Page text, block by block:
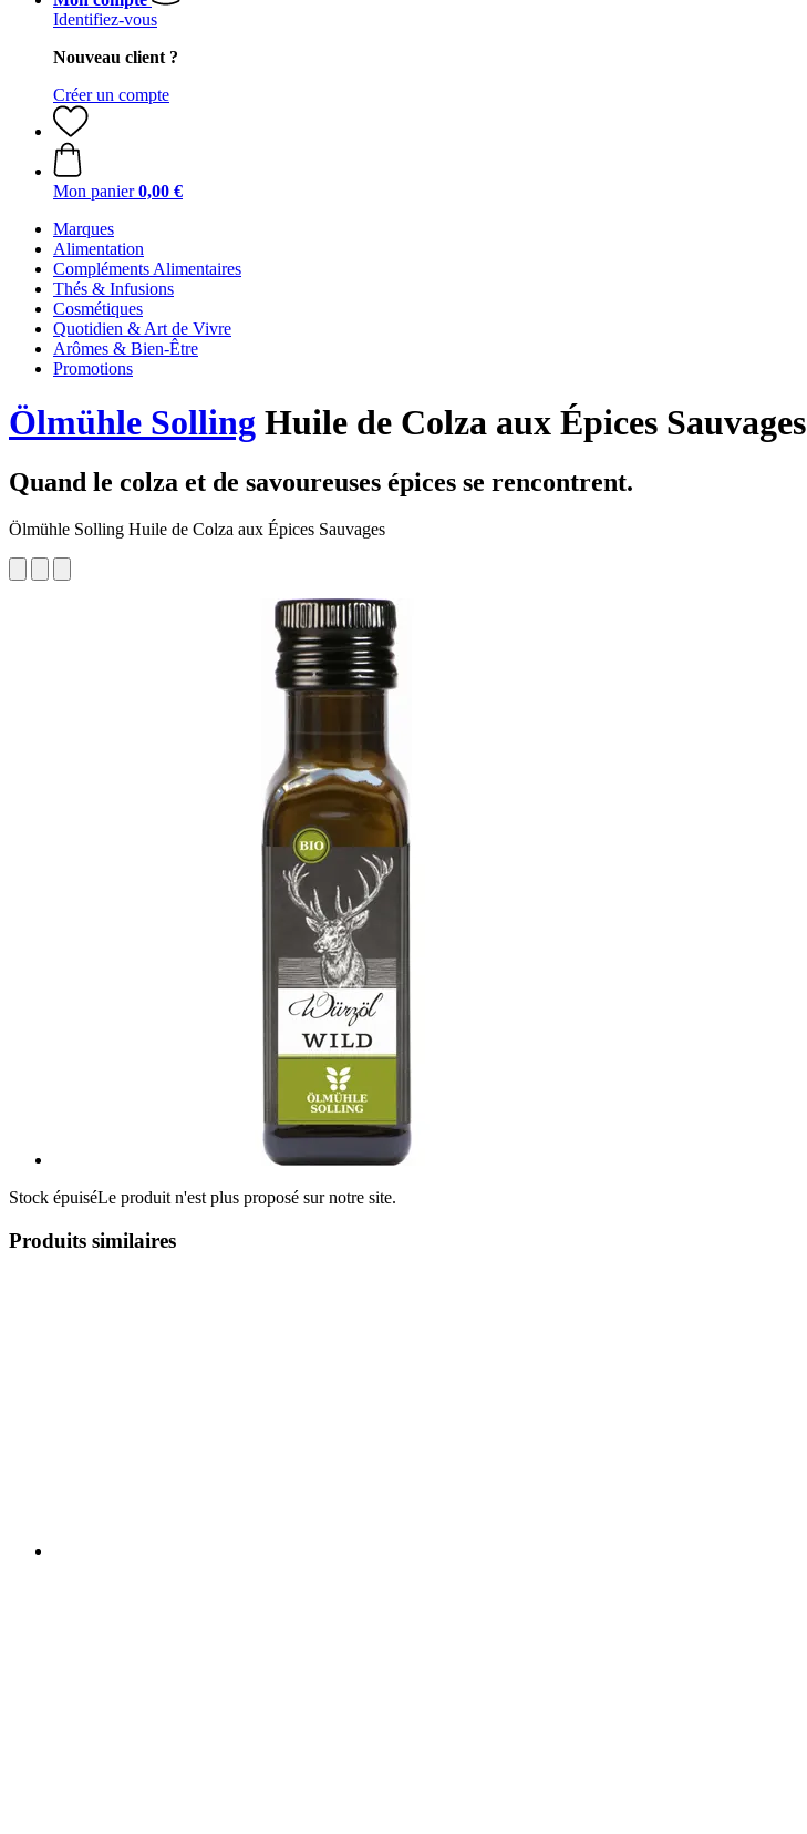
Identifiez-vous
Nouveau client ?
Créer un compte
Mon panier 0,00 €
Marques
Alimentation
Compléments Alimentaires
Thés & Infusions
Cosmétiques
Quotidien & Art de Vivre
Arômes & Bien-Être
Promotions
Ölmühle Solling Huile de Colza aux Épices Sauvages
Quand le colza et de savoureuses épices se rencontrent.
Ölmühle Solling Huile de Colza aux Épices Sauvages
Stock épuiséLe produit n'est plus proposé sur notre site.
Produits similaires